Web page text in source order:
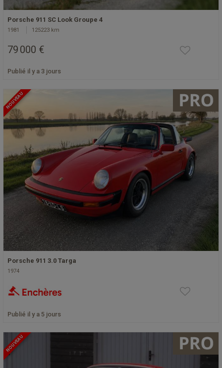
Porsche 911 SC Look Groupe 4
1981 125223 km
79 000 €
Publié il y a 3 jours
NOUVEAU
Porsche 911 3.0 Targa
1974
Publié il y a 5 jours
NOUVEAU